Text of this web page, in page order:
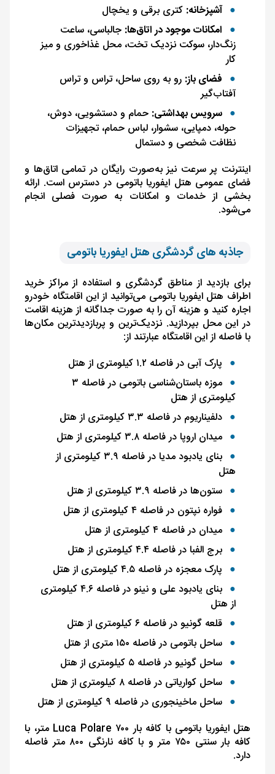
آشپزخانه: کتری برقی و یخچال
امکانات موجود در اتاق‌ها: جا‌لباسی، ساعت
زنگ‌دار، سوکت نزدیک تخت، محل غذا‌خوری و میز
کار
فضای باز: رو به روی ساحل، تراس و تراس
آفتاب‌گیر
سرویس بهداشتی: حمام و دستشویی، دوش،
حوله، دمپایی، سشوار، لباس حمام، تجهیزات
نظافت شخصی و دستمال
اینترنت پر سرعت نیز به‌صورت رایگان در تمامی اتاق‌ها و
فضای عمومی هتل ایفوریا باتومی در دسترس است. ارائه
بخشی از خدمات و امکانات به‌ صورت فصلی انجام
می‌شود.
جاذبه های گردشگری هتل ایفوریا باتومی
برای بازدید از مناطق گردشگری و استفاده از مراکز خرید
اطراف هتل ایفوریا باتومی می‌توانید از این اقامتگاه خودرو
اجاره کنید و هزینه آن را به‌ صورت جداگانه از هزینه اقامت
در این محل بپردازید. نزدیک‌ترین و پر‌بازدیدترین مکان‌ها
با فاصله از این اقامتگاه عبارتند از:
پارک آبی در فاصله ۱.۲ کیلومتری از هتل
موزه باستان‌شناسی باتومی در فاصله ۳
کیلومتری از هتل
دلفیناریوم در فاصله ۳.۳ کیلومتری از هتل
میدان اروپا در فاصله ۳.۸ کیلومتری از هتل
بنای یادبود مدیا در فاصله ۳.۹ کیلومتری از
هتل
ستون‌ها در فاصله ۳.۹ کیلومتری از هتل
فواره نپتون در فاصله ۴ کیلومتری از هتل
میدان در فاصله ۴ کیلومتری از هتل
برج الفبا در فاصله ۴.۴ کیلومتری از هتل
پارک معجزه در فاصله ۴.۵ کیلومتری از هتل
بنای یادبود علی و نینو در فاصله ۴.۶ کیلومتری
از هتل
قلعه گونیو در فاصله ۶ کیلومتری از هتل
ساحل باتومی در فاصله ۱۵۰ متری از هتل
ساحل گونیو در فاصله ۵ کیلومتری از هتل
ساحل کواریاتی در فاصله ۸ کیلومتری از هتل
ساحل ماخینجوری در فاصله ۹ کیلومتری از هتل
هتل ایفوریا باتومی با کافه بار Luca Polare ۷۰۰ متر، با
کافه بار سنتی ۷۵۰ متر و با کافه نارنگی ۸۰۰ متر فاصله
دارد.